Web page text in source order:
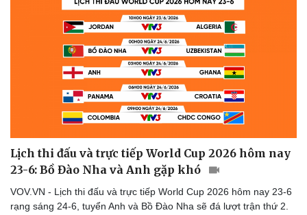
Lịch thi đấu và trực tiếp World Cup 2026 hôm nay
23-6: Bồ Đào Nha và Anh gặp khó
VOV.VN - Lịch thi đấu và trực tiếp World Cup 2026 hôm nay 23-6
rạng sáng 24-6, tuyển Anh và Bồ Đào Nha sẽ đá lượt trận thứ 2.